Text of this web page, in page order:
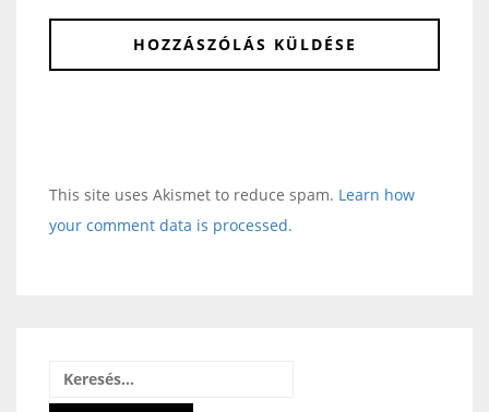
This site uses Akismet to reduce spam. Learn how
your comment data is processed.
Keresés: